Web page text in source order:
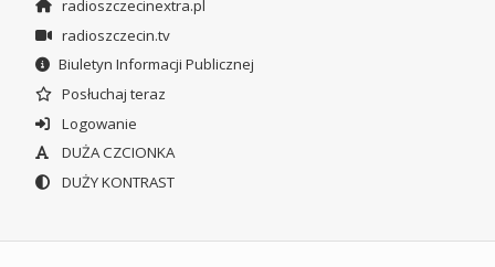
radioszczecinextra.pl
radioszczecin.tv
Biuletyn Informacji Publicznej
Posłuchaj teraz
Logowanie
DUŻA CZCIONKA
DUŻY KONTRAST